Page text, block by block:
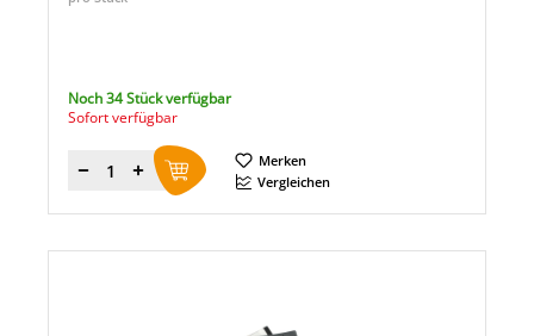
Noch 34 Stück verfügbar
Sofort verfügbar
Menge
Merken
Vergleichen